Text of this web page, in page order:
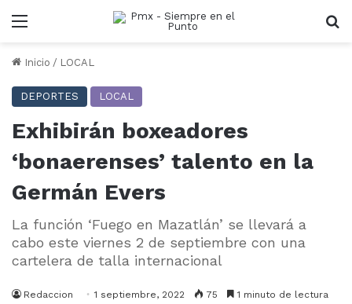
Menu
Inicio / LOCAL
DEPORTES LOCAL
Exhibirán boxeadores
‘bonaerenses’ talento en la
Germán Evers
La función ‘Fuego en Mazatlán’ se llevará a
cabo este viernes 2 de septiembre con una
cartelera de talla internacional
Redaccion 1 septiembre, 2022 75 1 minuto de lectura